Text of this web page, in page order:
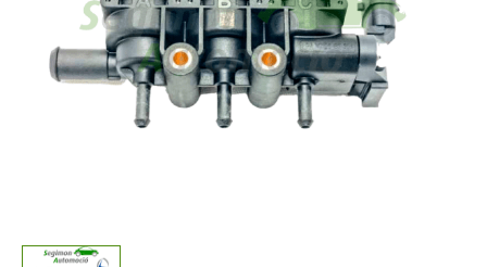
original
era:
actual
es:
cantidad